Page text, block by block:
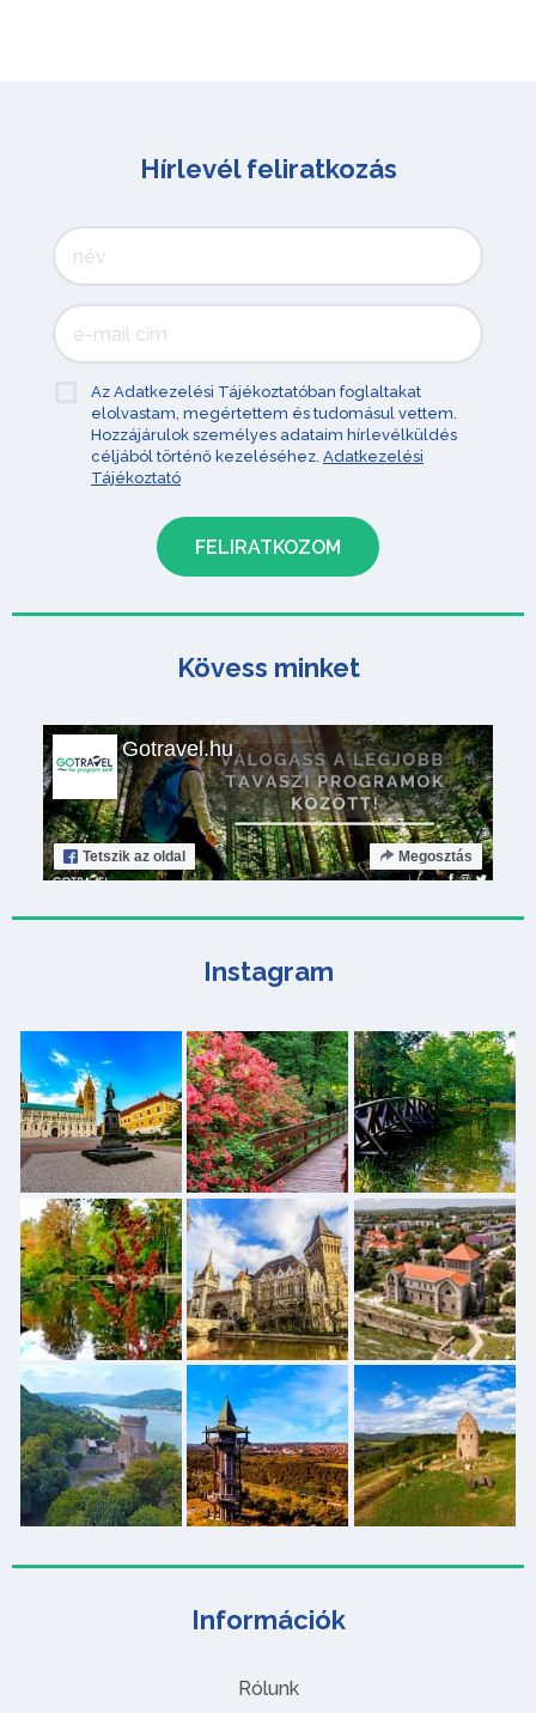
Információk
Rólunk
Hírlevél feliratkozás
Az Adatkezelési Tájékoztatóban foglaltakat
elolvastam, megértettem és tudomásul vettem.
Hozzájárulok személyes adataim hírlevélküldés
céljából történő kezeléséhez. Adatkezelési
Tájékoztató
Kövess minket
Gotravel.hu
Tetszik az oldal Megosztás
Instagram